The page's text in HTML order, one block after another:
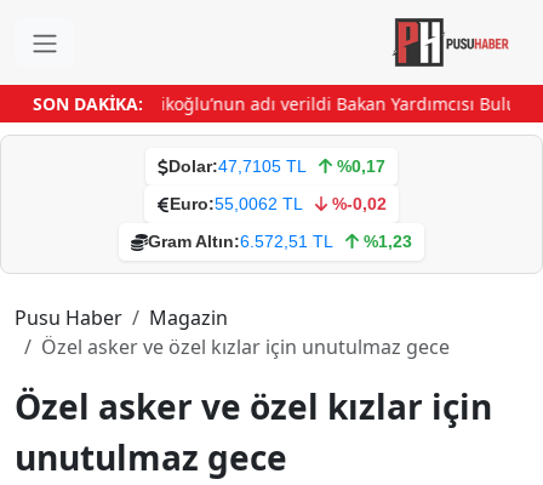
SON DAKİKA:
sahasına Efe İbrikoğlu’nun adı verildiBakan Yardımcısı Bulut
Dolar:47,7105 TL
%0,17
Euro:55,0062 TL
%-0,02
Gram Altın:6.572,51 TL %1,23
Pusu Haber
Magazin
Özel asker ve özel kızlar için unutulmaz gece
Özel asker ve özel kızlar için
unutulmaz gece